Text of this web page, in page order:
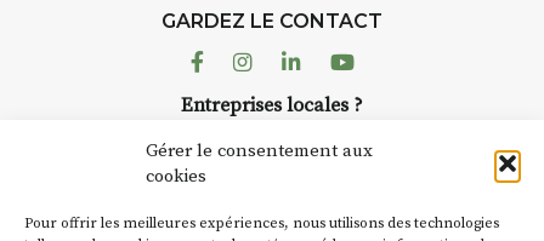
Gérer le consentement aux
cookies
Pour offrir les meilleures expériences, nous utilisons des technologies
AuzonToujoursorganise
dans le village
caves, les granges d’Auzon. Le
Fumoir est l’un de ces espaces
d’autres activités culturelles de
GARDEZ LE CONTACT
FacebookInstagram
LinkedinYoutube
Entreprises locales ?